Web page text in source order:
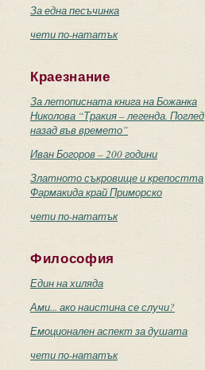
За една песъчинка
чети по-нататък
Краезнание
За летописната книга на Божанка
Николова “Тракия – легенда. Поглед
назад във времето”
Иван Богоров – 200 години
Златното съкровище и крепостта
Фармакида край Приморско
чети по-нататък
Философия
Един на хиляда
Ами... ако наистина се случи?
Емоционален аспект за душата
чети по-нататък